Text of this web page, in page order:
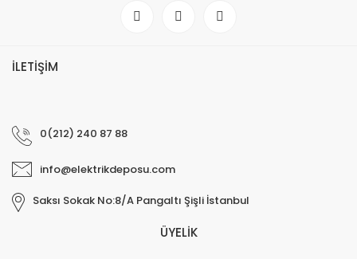
İLETİŞİM
0(212) 240 87 88
info@elektrikdeposu.com
Saksı Sokak No:8/A Pangaltı Şişli İstanbul
ÜYELİK